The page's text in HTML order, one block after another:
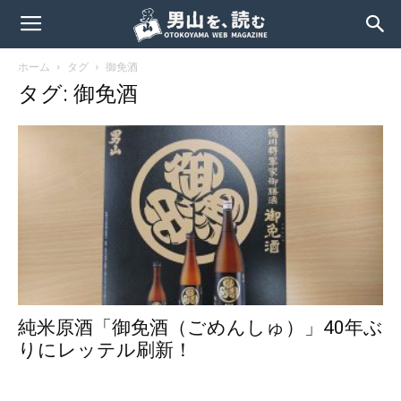
ホーム タグ 御免酒
タグ: 御免酒
純米原酒「御免酒（ごめんしゅ）」40年ぶ
りにレッテル刷新！